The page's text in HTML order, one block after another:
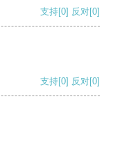
支持[0] 反对[0]
支持[0] 反对[0]